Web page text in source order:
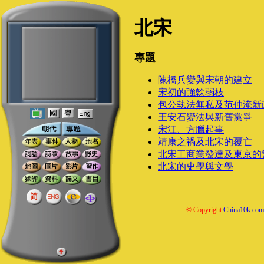
北宋
專題
陳橋兵變與宋朝的建立
宋初的強榦弱枝
包公執法無私及范仲淹新
王安石變法與新舊黨爭
宋江、方臘起事
靖康之禍及北宋的覆亡
北宋工商業發達及東京的
北宋的史學與文學
© CopyrightChina10k.com